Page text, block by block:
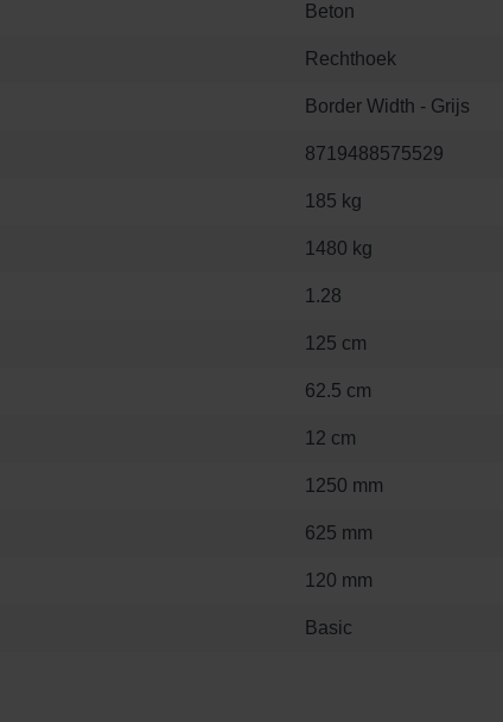
Beton
Rechthoek
Border Width - Grijs
8719488575529
185 kg
1480 kg
1.28
125 cm
62.5 cm
12 cm
1250 mm
625 mm
120 mm
Basic